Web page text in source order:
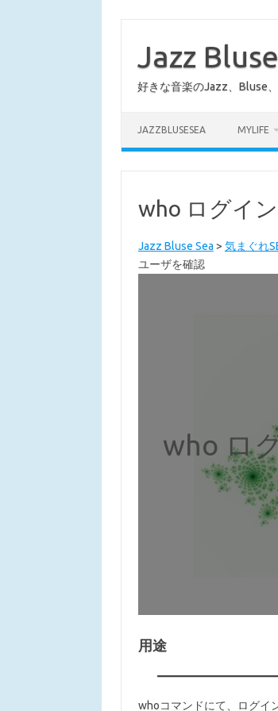
Jazz
好きな音楽のJazz、Bluse
JAZZBLUSESEA MYLIFE
who ログイ
Jazz Bluse Sea > 気まぐれ
ユーザを確認
who ロ
用途
whoコマンドにて、ログイ